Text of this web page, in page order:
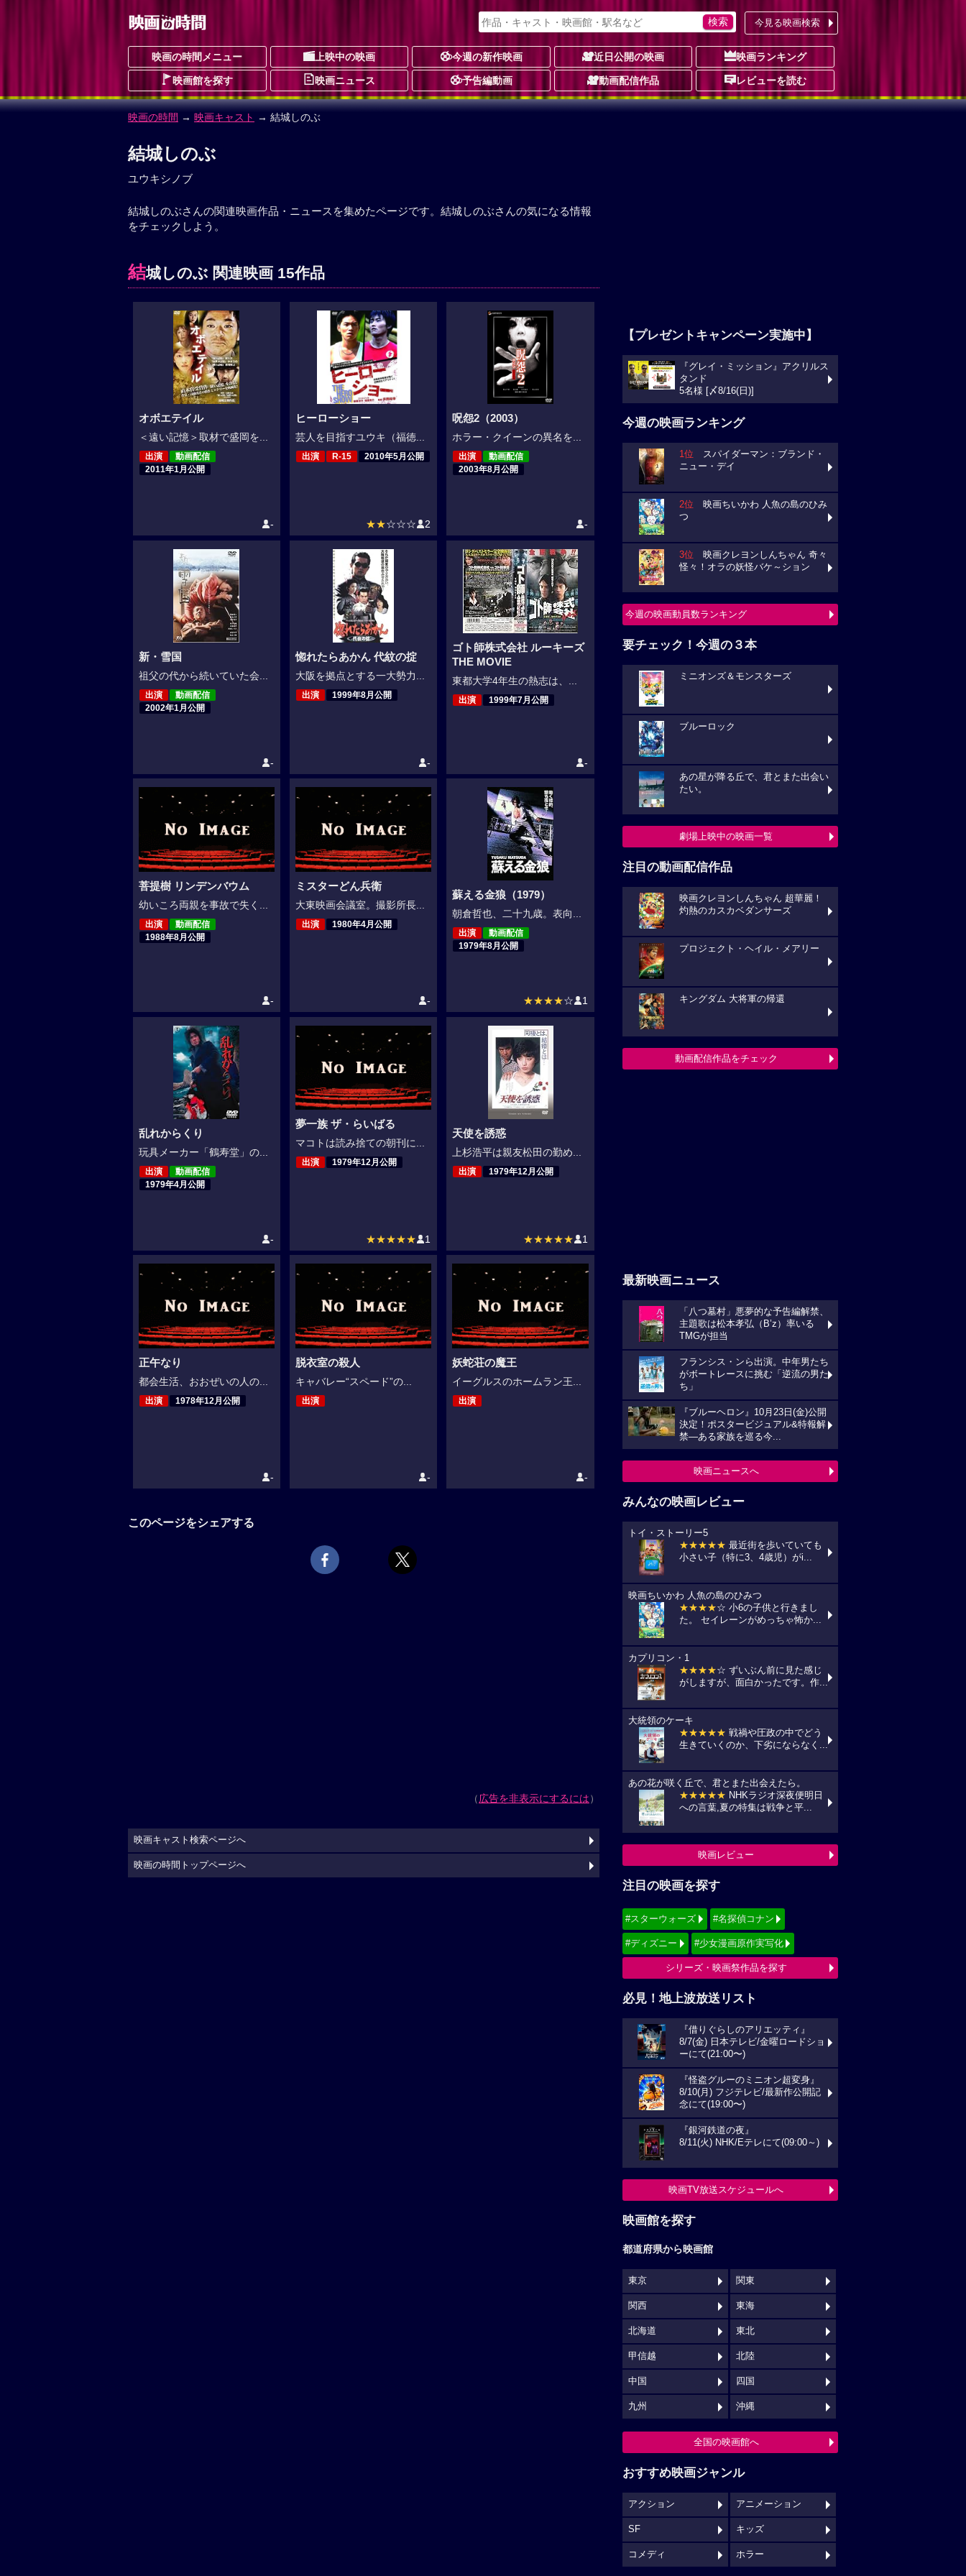
今見る映画検索
映画の時間メニュー 上映中の映画 今週の新作映画 近日公開の映画 映画ランキング
映画館を探す 映画ニュース 予告編動画 動画配信作品 レビューを読む
映画の時間 → 映画キャスト → 結城しのぶ
結城しのぶ
ユウキシノブ
結城しのぶさんの関連映画作品・ニュースを集めたページです。結城しのぶさんの気になる情報
をチェックしよう。
結城しのぶ 関連映画 15作品
オボエテイル
＜遠い記憶＞取材で盛岡を...
出演
動画配信
2011年1月公開
-
ヒーローショー
芸人を目指すユウキ（福徳...
出演 R-15 2010年5月公開
★★☆☆☆ 2
呪怨2（2003）
ホラー・クイーンの異名を...
出演
動画配信
2003年8月公開
-
新・雪国
祖父の代から続いていた会...
出演
動画配信
2002年1月公開
-
惚れたらあかん 代紋の掟
大阪を拠点とする一大勢力...
出演 1999年8月公開
-
ゴト師株式会社 ルーキーズ
THE MOVIE
東都大学4年生の熱志は、...
出演 1999年7月公開
-
菩提樹 リンデンバウム
幼いころ両親を事故で失く...
出演
動画配信
1988年8月公開
-
ミスターどん兵衛
大東映画会議室。撮影所長...
出演 1980年4月公開
-
蘇える金狼（1979）
朝倉哲也、二十九歳。表向...
出演
動画配信
1979年8月公開
★★★★☆ 1
乱れからくり
玩具メーカー「鶴寿堂」の...
出演
動画配信
1979年4月公開
-
夢一族 ザ・らいばる
マコトは読み捨ての朝刊に...
出演 1979年12月公開
★★★★★ 1
天使を誘惑
上杉浩平は親友松田の勤め...
出演 1979年12月公開
★★★★★ 1
正午なり
都会生活、おおぜいの人の...
出演 1978年12月公開
-
脱衣室の殺人
キャバレー“スペード”の...
出演
-
妖蛇荘の魔王
イーグルスのホームラン王...
出演
-
このページをシェアする
（広告を非表示にするには）
【プレゼントキャンペーン実施中】
『グレイ・ミッション』アクリルス
タンド
5名様 [〆8/16(日)]
今週の映画ランキング
1位 スパイダーマン：ブランド・
ニュー・デイ
2位 映画ちいかわ 人魚の島のひみ
つ
3位 映画クレヨンしんちゃん 奇々
怪々！オラの妖怪バケ～ション
今週の映画動員数ランキング
要チェック！今週の３本
ミニオンズ＆モンスターズ
ブルーロック
あの星が降る丘で、君とまた出会い
たい。
劇場上映中の映画一覧
注目の動画配信作品
映画クレヨンしんちゃん 超華麗！
灼熱のカスカベダンサーズ
プロジェクト・ヘイル・メアリー
キングダム 大将軍の帰還
動画配信作品をチェック
最新映画ニュース
「八つ墓村」悪夢的な予告編解禁、
主題歌は松本孝弘（B’z）率いる
TMGが担当
フランシス・ンら出演。中年男たち
がボートレースに挑む「逆流の男た
ち」
『ブルーヘロン』10月23日(金)公開
決定！ポスタービジュアル&特報解
禁―ある家族を巡る今...
映画ニュースへ
みんなの映画レビュー
トイ・ストーリー5
★★★★★ 最近街を歩いていても
小さい子（特に3、4歳児）がi...
映画ちいかわ 人魚の島のひみつ
★★★★☆ 小6の子供と行きまし
た。 セイレーンがめっちゃ怖か...
カプリコン・1
★★★★☆ ずいぶん前に見た感じ
がしますが、面白かったです。作...
大統領のケーキ
★★★★★ 戦禍や圧政の中でどう
生きていくのか、下劣にならなく...
あの花が咲く丘で、君とまた出会えたら。
★★★★★ NHKラジオ深夜便明日
への言葉,夏の特集は戦争と平...
映画レビュー
注目の映画を探す
#スターウォーズ #名探偵コナン
#ディズニー #少女漫画原作実写化
シリーズ・映画祭作品を探す
必見！地上波放送リスト
『借りぐらしのアリエッティ』
8/7(金) 日本テレビ/金曜ロードショ
ーにて(21:00〜)
『怪盗グルーのミニオン超変身』
8/10(月) フジテレビ/最新作公開記
念にて(19:00〜)
『銀河鉄道の夜』
8/11(火) NHK/Eテレにて(09:00～)
映画TV放送スケジュールへ
映画館を探す
都道府県から映画館
東京 関東
関西 東海
北海道 東北
甲信越 北陸
中国 四国
九州 沖縄
全国の映画館へ
おすすめ映画ジャンル
アクション アニメーション
SF キッズ
コメディ ホラー
映画キャスト検索ページへ
映画の時間トップページへ